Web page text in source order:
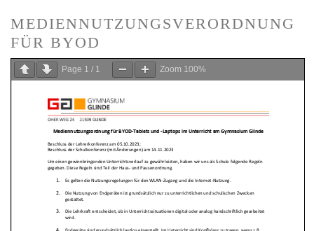
MEDIENNUTZUNGSVERORDNUNG
FÜR BYOD
Page 1 / 1 Zoom 100%